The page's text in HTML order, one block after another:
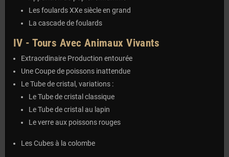
Les foulards XXe siècle en grand
La cascade de foulards
IV - Tours Avec Animaux Vivants
Extraordinaire Production entourée
Une Coupe de poissons inattendue
Le Tube de cristal, variations :
Le Tube de cristal classique
Le Tube de cristal au lapin
Le verre aux poissons rouges
Les Cubes à la colombe